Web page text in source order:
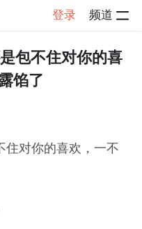
登录 频道
帖子详情
包不住对你的喜
馅了
住对你的喜欢，一不